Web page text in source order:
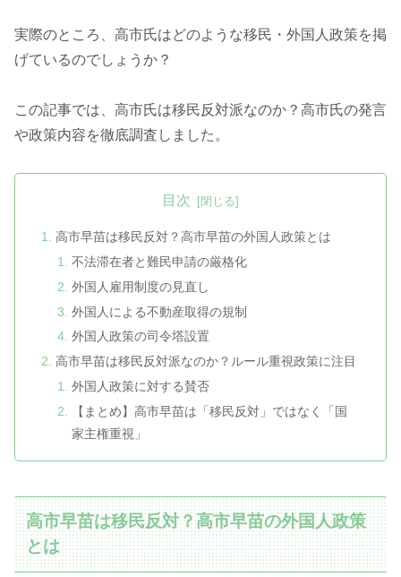
実際のところ、高市氏はどのような移民・外国人政策を掲
げているのでしょうか？
この記事では、高市氏は移民反対派なのか？高市氏の発言
や政策内容を徹底調査しました。
目次
高市早苗は移民反対？高市早苗の外国人政策とは
不法滞在者と難民申請の厳格化
外国人雇用制度の見直し
外国人による不動産取得の規制
外国人政策の司令塔設置
高市早苗は移民反対派なのか？ルール重視政策に注目
外国人政策に対する賛否
【まとめ】高市早苗は「移民反対」ではなく「国
家主権重視」
高市早苗は移民反対？高市早苗の外国人政策
とは